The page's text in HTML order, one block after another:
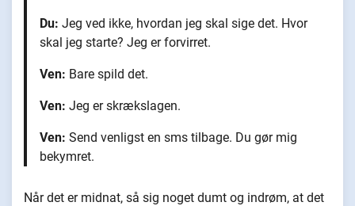
Du: Jeg ved ikke, hvordan jeg skal sige det. Hvor
skal jeg starte? Jeg er forvirret.
Ven: Bare spild det.
Ven: Jeg er skrækslagen.
Ven: Send venligst en sms tilbage. Du gør mig
bekymret.
Når det er midnat, så sig noget dumt og indrøm, at det